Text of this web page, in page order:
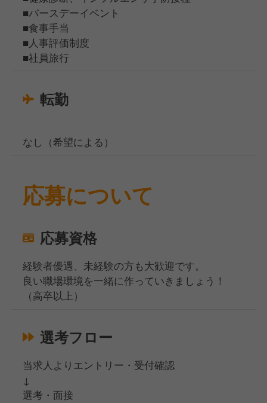
■バースデーイベント
■食事手当
■人事評価制度
■社員旅行
転勤
なし（希望による）
応募について
応募資格
経験者優遇、未経験の方も大歓迎です。
良い職場環境を一緒に作っていきましょう！
（高卒以上）
選考フロー
当求人よりエントリー・受付確認
↓
選考・面接